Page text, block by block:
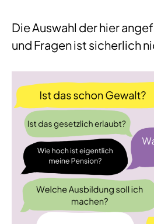
Die Auswahl der hier
und Fragen ist sicherlich